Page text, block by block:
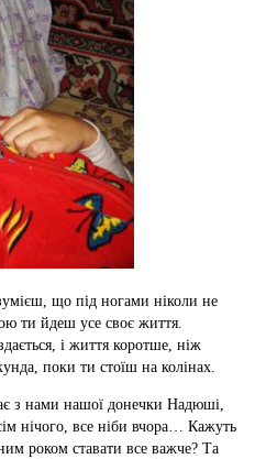
що під ногами ніколи не
ти йдеш усе своє життя.
і життя коротше, ніж
поки ти стоїш на колінах.
з нами нашої донечки Надюші,
нічого, все ніби вчора… Кажуть
роком ставати все важче? Та